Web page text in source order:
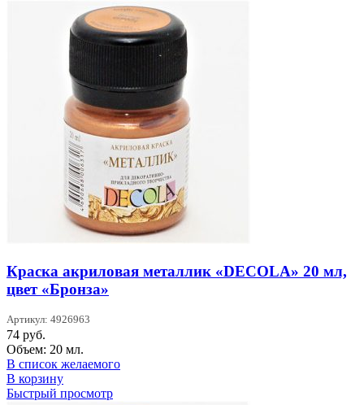
Краска акриловая металлик «DECOLA» 20 мл,
цвет «Бронза»
Артикул: 4926963
74 руб.
Объем: 20 мл.
В список желаемого
В корзину
Быстрый просмотр